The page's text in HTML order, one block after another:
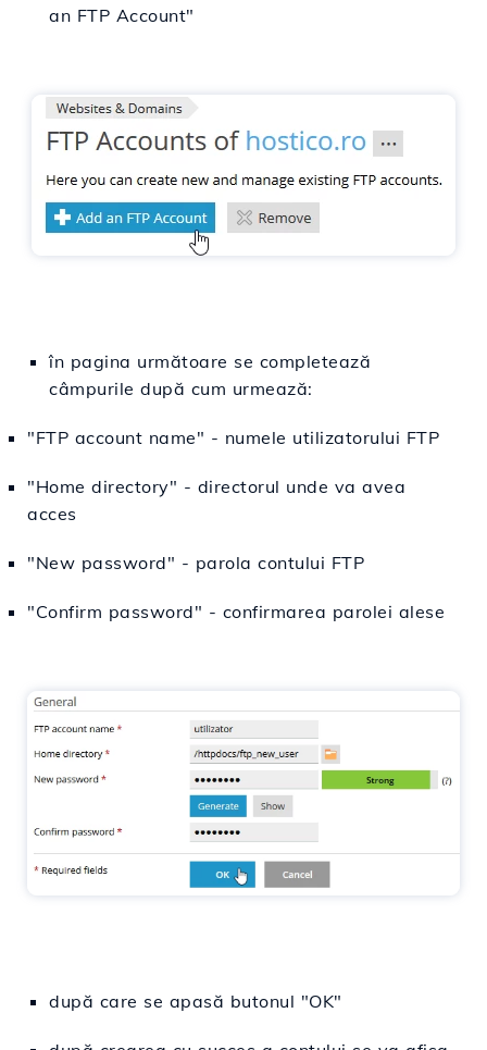
an FTP Account"
în pagina următoare se completează
câmpurile după cum urmează:
"FTP account name" - numele utilizatorului FTP
"Home directory" - directorul unde va avea
acces
"New password" - parola contului FTP
"Confirm password" - confirmarea parolei alese
după care se apasă butonul "OK"